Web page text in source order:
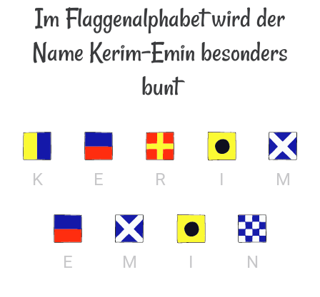
Im Flaggenalphabet wird der
Name Kerim-Emin besonders
bunt
K E R I M
E M I N